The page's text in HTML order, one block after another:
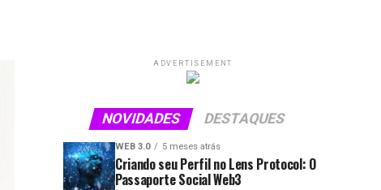
ADVERTISEMENT
NOVIDADES DESTAQUES
WEB 3.0 5 meses atrás
Criando seu Perfil no Lens Protocol: O
Passaporte Social Web3